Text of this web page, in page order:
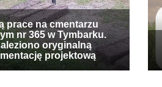
prace na cmentarzu
nr 365 w Tymbarku.
oryginalną
projektową